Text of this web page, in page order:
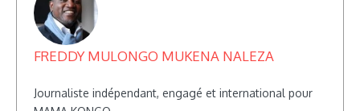
FREDDY MULONGO MUKENA NALEZA
Journaliste indépendant, engagé et international pour